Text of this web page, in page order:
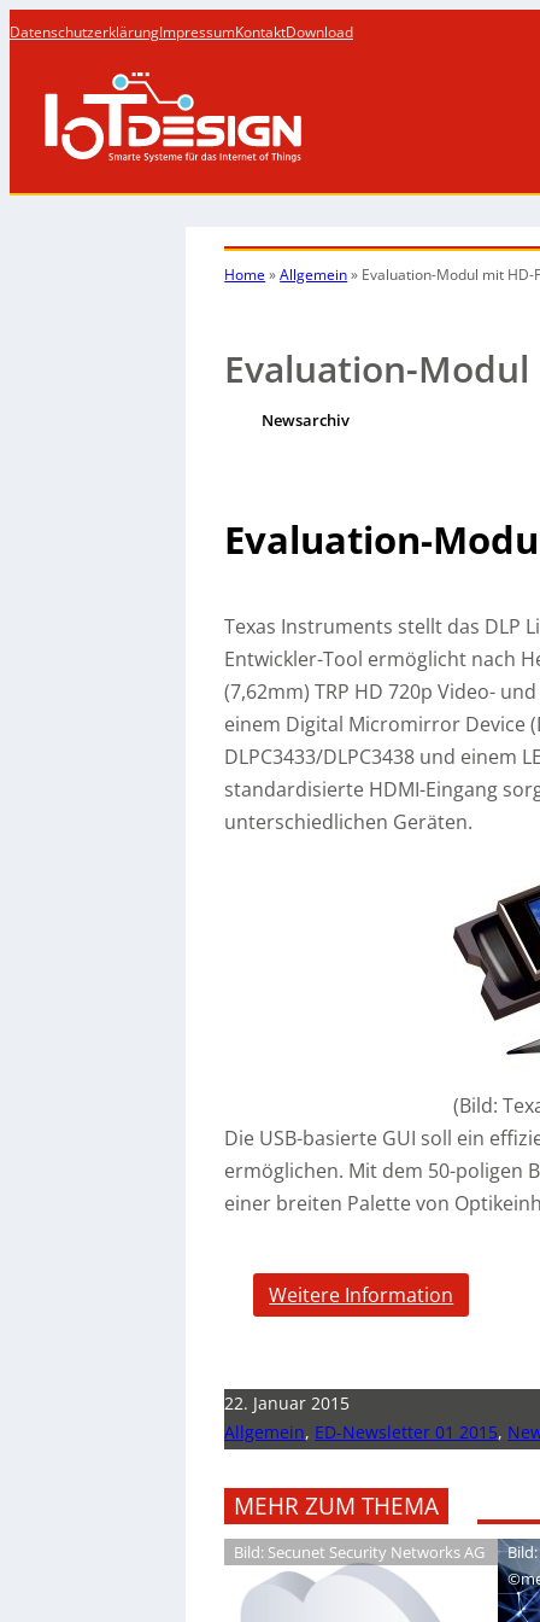
DatenschutzerklärungImpressumKontaktDownload
Home»Allgemein» Evaluation-Modul mit HD-
Evaluation-
Newsarchiv
Evaluation-
Texas Instruments stellt das DLP
Entwickler-Tool ermöglicht nach
(7,62mm) TRP HD 720p Video-
einem Digital Micromirror Device
DLPC3433/DLPC3438 und einem
standardisierte HDMI-Eingang
unterschiedlichen Geräten.
(Bild:
Die USB-basierte GUI soll ein
ermöglichen. Mit dem 50-poligen
einer breiten Palette von
Weitere Information
22. Januar 2015
Allgemein, ED-Newsletter 01 2015,
MEHR ZUM THEMA
Bild: Secunet Security Networks AG
Bild: